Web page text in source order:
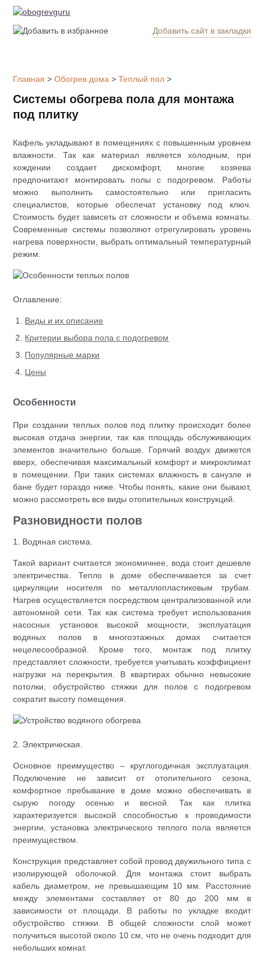
Добавить сайт в закладки
Котлы
отопления
Утепление
Печи и
камины
Утеплители
Главная >Обогрев дома >Теплый пол >
Системы обогрева пола для монтажа
под плитку
Кафель укладывают в помещениях с повышенным уровнем
влажности. Так как материал является холодным, при
хождении создает дискомфорт, многие хозяева
предпочитают монтировать полы с подогревом. Работы
можно выполнить самостоятельно или пригласить
специалистов, которые обеспечат установку под ключ.
Стоимость будет зависеть от сложности и объема комнаты.
Современные системы позволяют отрегулировать уровень
нагрева поверхности, выбрать оптимальный температурный
режим.
Оглавление:
Виды и их описание
Критерии выбора пола с подогревом
Популярные марки
Цены
Особенности
При создании теплых полов под плитку происходит более
высокая отдача энергии, так как площадь обслуживающих
элементов значительно больше. Горячий воздух движется
вверх, обеспечивая максимальный комфорт и микроклимат
в помещении. При таких системах влажность в санузле и
бане будет гораздо ниже. Чтобы понять, какие они бывают,
можно рассмотреть все виды отопительных конструкций.
Разновидности полов
1. Водяная система.
Такой вариант считается экономичнее, вода стоит дешевле
электричества. Тепло в доме обеспечивается за счет
циркуляции носителя по металлопластиковым трубам.
Нагрев осуществляется посредством централизованной или
автономной сети. Так как система требует использования
насосных установок высокой мощности, эксплуатация
водяных полов в многоэтажных домах считается
нецелесообразной. Кроме того, монтаж под плитку
представляет сложности, требуется учитывать коэффициент
нагрузки на перекрытия. В квартирах обычно невысокие
потолки, обустройство стяжки для полов с подогревом
сократит высоту помещения.
2. Электрическая.
Основное преимущество – круглогодичная эксплуатация.
Подключение не зависит от отопительного сезона,
комфортное пребывание в доме можно обеспечивать в
сырую погоду осенью и весной. Так как плитка
характеризуется высокой способностью к проводимости
энергии, установка электрического теплого пола является
преимуществом.
Конструкция представляет собой провод двужильного типа с
изолирующей оболочкой. Для монтажа стоит выбрать
кабель диаметром, не превышающим 10 мм. Расстояние
между элементами составляет от 80 до 200 мм в
зависимости от площади. В работы по укладке входит
обустройство стяжки. В общей сложности слой может
получиться высотой около 10 см, что не очень подходит для
небольших комнат.